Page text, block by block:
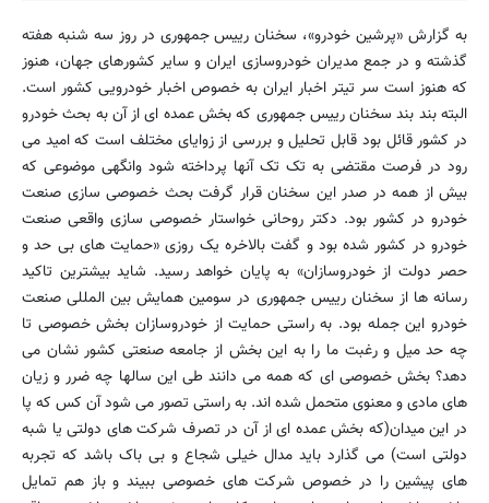
به گزارش «پرشین خودرو»، سخنان رییس جمهوری در روز سه شنبه هفته
گذشته و در جمع مدیران خودروسازی ایران و سایر کشورهای جهان، هنوز
که هنوز است سر تیتر اخبار ایران به خصوص اخبار خودرویی کشور است.
البته بند بند سخنان رییس جمهوری که بخش عمده ای از آن به بحث خودرو
در کشور قائل بود قابل تحلیل و بررسی از زوایای مختلف است که امید می
رود در فرصت مقتضی به تک تک آنها پرداخته شود وانگهی موضوعی که
بیش از همه در صدر این سخنان قرار گرفت بحث خصوصی سازی صنعت
خودرو در کشور بود. دکتر روحانی خواستار خصوصی سازی واقعی صنعت
خودرو در کشور شده بود و گفت بالاخره یک روزی «حمایت های بی حد و
حصر دولت از خودروسازان» به پایان خواهد رسید. شاید بیشترین تاکید
رسانه ها از سخنان رییس جمهوری در سومین همایش بین المللی صنعت
خودرو این جمله بود. به راستی حمایت از خودروسازان بخش خصوصی تا
چه حد میل و رغبت ما را به این بخش از جامعه صنعتی کشور نشان می
دهد؟ بخش خصوصی ای که همه می دانند طی این سالها چه ضرر و زیان
های مادی و معنوی متحمل شده اند. به راستی تصور می شود آن کس که پا
در این میدان(که بخش عمده ای از آن در تصرف شرکت های دولتی یا شبه
دولتی است) می گذارد باید مدال خیلی شجاع و بی باک باشد که تجربه
های پیشین را در خصوص شرکت های خصوصی ببیند و باز هم تمایل